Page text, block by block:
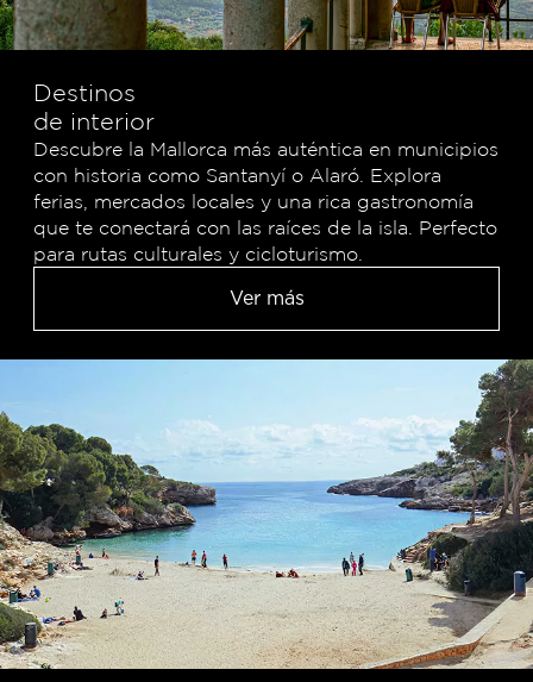
Destinos
de interior
Descubre la Mallorca más auténtica en municipios
con historia como Santanyí o Alaró. Explora
ferias, mercados locales y una rica gastronomía
que te conectará con las raíces de la isla. Perfecto
para rutas culturales y cicloturismo.
Ver más